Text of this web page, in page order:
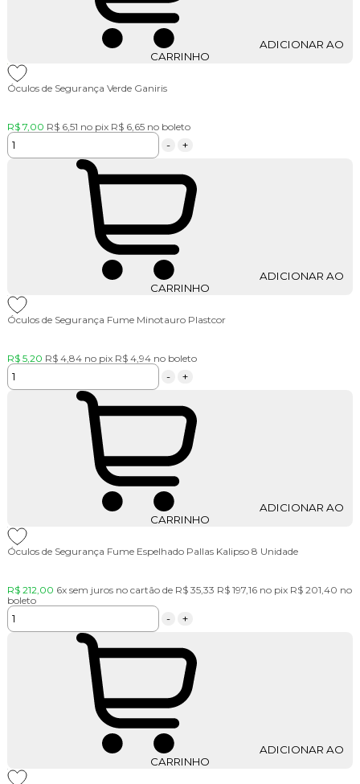
CARRINHO
Óculos de Segurança Verde Ganiris
R$ 7,00 R$ 6,51 no pix R$ 6,65 no boleto
- +
CARRINHO
Óculos de Segurança Fume Minotauro Plastcor
R$ 5,20 R$ 4,84 no pix R$ 4,94 no boleto
- +
CARRINHO
Óculos de Segurança Fume Espelhado Pallas Kalipso 8 Unidade
R$ 212,00 6x sem juros no cartão de R$ 35,33 R$ 197,16 no pix R$ 201,40 no
boleto
- +
CARRINHO